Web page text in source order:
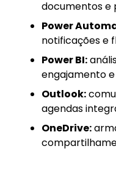
documentos e
Power
notificações e
Power BI:
engajamento
Outlook:
agendas
OneDrive: